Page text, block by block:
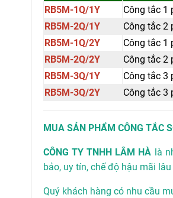
RB5M-1Q/1Y
Công tắc 1
RB5M-2Q/1Y
Công tắc 2
RB5M-1Q/2Y
Công tắc 1
RB5M-2Q/2Y
Công tắc 2
RB5M-3Q/1Y
Công tắc 3
RB5M-3Q/2Y
Công tắc 3
MUA SẢN PHẨM CÔNG TẮC
CÔNG TY TNHH LÂM HÀ là
bảo, uy tín, chế độ hậu mãi lâu
Quý khách hàng có nhu cầu